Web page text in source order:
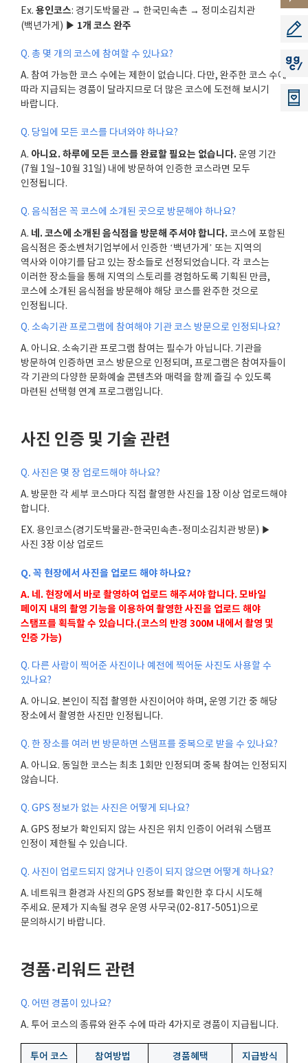
소리
공모
지지
Ex. 용인코스: 경기도박물관 → 한국민속촌 → 정미소김치관
(백년가게 ) ▶ 1개 코스 완주
Q. 총 몇 개의 코스에 참여할 수 있나요?
A. 참여 가능한 코스 수에는 제한이 없습니다. 다만, 완주한 코스 수에
따라 지급되는 경품이 달라지므로 더 많은 코스에 도전해 보시기
바랍니다.
Q. 당일에 모든 코스를 다녀와야 하나요?
A. 아니요. 하루에 모든 코스를 완료할 필요는 없습니다. 운영 기간
(7월 1일~10월 31일) 내에 방문하여 인증한 코스라면 모두
인정됩니다.
Q. 음식점은 꼭 코스에 소개된 곳으로 방문해야 하나요?
A. 네 . 코스에 소개된 음식점을 방문해 주셔야 합니다. 코스에 포함된
음식점은 중소벤처기업부에서 인증한 ‘백년가게 ’ 또는 지역의
역사와 이야기를 담고 있는 장소들로 선정되었습니다. 각 코스는
이러한 장소들을 통해 지역의 스토리를 경험하도록 기획된 만큼,
코스에 소개된 음식점을 방문해야 해당 코스를 완주한 것으로
인정됩니다.
Q. 소속기관 프로그램에 참여해야 기관 코스 방문으로 인정되나요?
A. 아니요. 소속기관 프로그램 참여는 필수가 아닙니다. 기관을
방문하여 인증하면 코스 방문으로 인정되며, 프로그램은 참여자들이
각 기관의 다양한 문화예술 콘텐츠와 매력을 함께 즐길 수 있도록
마련된 선택형 연계 프로그램입니다.
사진 인증 및 기술 관련
Q. 사진은 몇 장 업로드해야 하나요?
A. 방문한 각 세부 코스마다 직접 촬영한 사진을 1장 이상 업로드해야
합니다.
EX. 용인코스(경기도박물관-한국민속촌-정미소김치관 방문) ▶
사진 3장 이상 업로드
Q. 꼭 현장에서 사진을 업로드 해야 하나요?
A. 네. 현장에서 바로 촬영하여 업로드 해주셔야 합니다. 모바일
페이지 내의 촬영 기능을 이용하여 촬영한 사진을 업로드 해야
스탬프를 획득할 수 있습니다.(코스의 반경 300M 내에서 촬영 및
인증 가능)
Q. 다른 사람이 찍어준 사진이나 예전에 찍어둔 사진도 사용할 수
있나요?
A. 아니요. 본인이 직접 촬영한 사진이어야 하며, 운영 기간 중 해당
장소에서 촬영한 사진만 인정됩니다.
Q. 한 장소를 여러 번 방문하면 스탬프를 중복으로 받을 수 있나요?
A. 아니요. 동일한 코스는 최초 1회만 인정되며 중복 참여는 인정되지
않습니다.
Q. GPS 정보가 없는 사진은 어떻게 되나요?
A. GPS 정보가 확인되지 않는 사진은 위치 인증이 어려워 스탬프
인정이 제한될 수 있습니다.
Q. 사진이 업로드되지 않거나 인증이 되지 않으면 어떻게 하나요?
A. 네트워크 환경과 사진의 GPS 정보를 확인한 후 다시 시도해
주세요. 문제가 지속될 경우 운영 사무국(02-817-5051)으로
문의하시기 바랍니다.
경품·리워드 관련
Q. 어떤 경품이 있나요?
A. 투어 코스의 종류와 완주 수에 따라 4가지로 경품이 지급됩니다.
투어 코스 참여방법 경품혜택 지급방식